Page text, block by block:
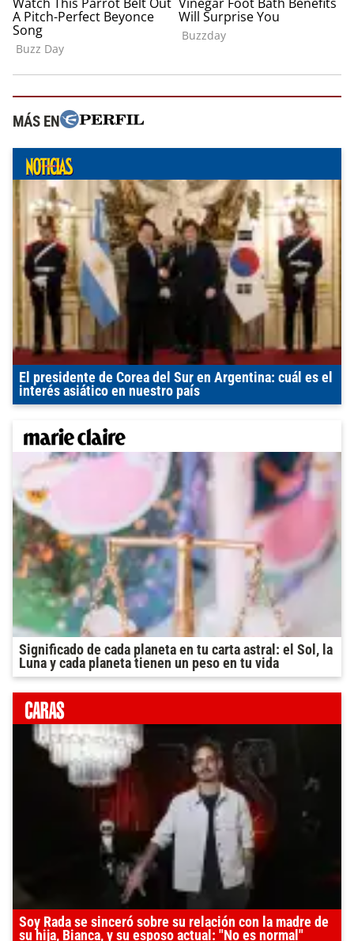
MÁS EN
El presidente de Corea del Sur en Argentina: cuál es el
interés asiático en nuestro país
Significado de cada planeta en tu carta astral: el Sol, la
Luna y cada planeta tienen un peso en tu vida
Soy Rada se sinceró sobre su relación con la madre de
su hija, Bianca, y su esposo actual: "No es normal"